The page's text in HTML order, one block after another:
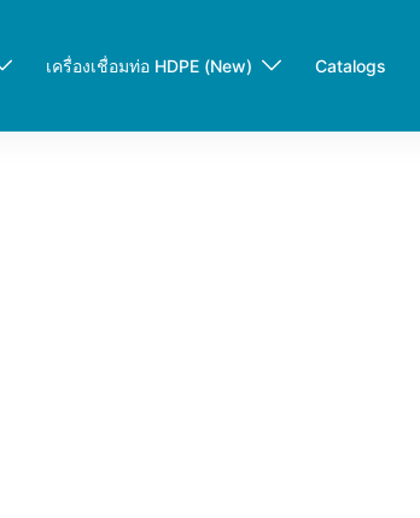
เครื่องเชื่อมท่อ HDPE (New) Catalogs